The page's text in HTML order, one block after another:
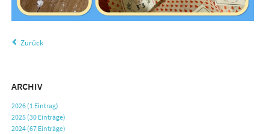
Zurück
ARCHIV
2026 (1 Eintrag)
2025 (30 Einträge)
2024 (67 Einträge)